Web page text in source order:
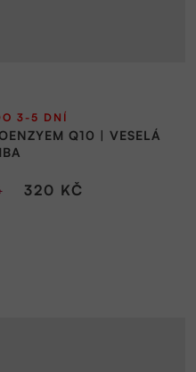
Q10 | VESELÁ
3-5 DNÍ
320 KČ